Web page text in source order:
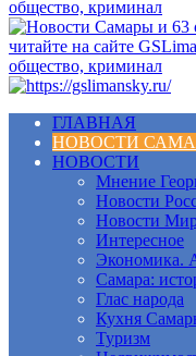
ГЛАВНАЯ
НОВОСТИ
НОВОСТИ
Мнение
Новости
Новости
Интересное
Экономика.
Самара:
Глас народа
Кухня
Туризм